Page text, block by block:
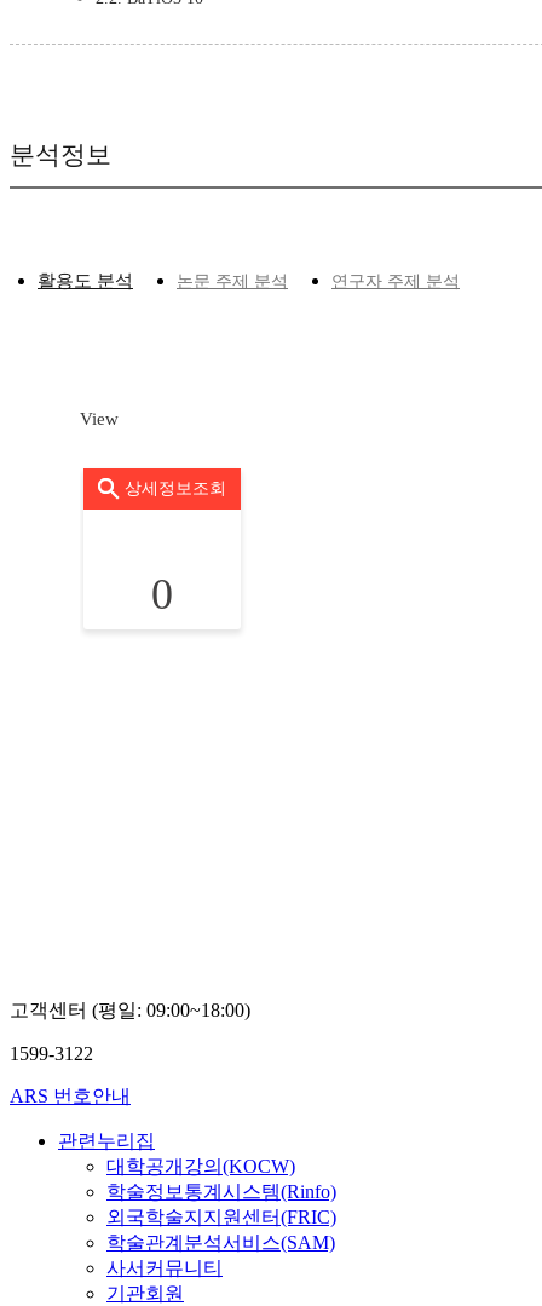
분석정보
활용도 분석 논문 주제 분석 연구자 주제 분석
View
상세정보조회
0
고객센터 (평일: 09:00~18:00)
1599-3122
ARS 번호안내
관련누리집
대학공개강의(KOCW)
학술정보통계시스템(Rinfo)
외국학술지지원센터(FRIC)
학술관계분석서비스(SAM)
사서커뮤니티
기관회원